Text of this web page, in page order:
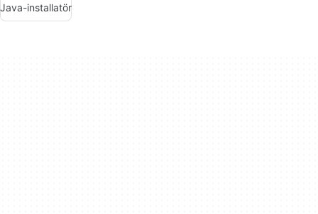
Java-installatör